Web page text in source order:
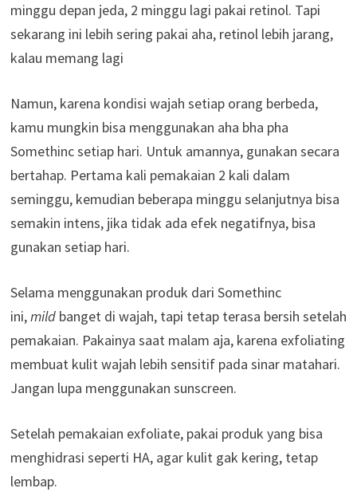
minggu depan jeda, 2 minggu lagi pakai retinol. Tapi
sekarang ini lebih sering pakai aha, retinol lebih jarang,
kalau memang lagi
Namun, karena kondisi wajah setiap orang berbeda,
kamu mungkin bisa menggunakan aha bha pha
Somethinc setiap hari. Untuk amannya, gunakan secara
bertahap. Pertama kali pemakaian 2 kali dalam
seminggu, kemudian beberapa minggu selanjutnya bisa
semakin intens, jika tidak ada efek negatifnya, bisa
gunakan setiap hari.
Selama menggunakan produk dari Somethinc
ini,mild banget di wajah, tapi tetap terasa bersih setelah
pemakaian. Pakainya saat malam aja, karena exfoliating
membuat kulit wajah lebih sensitif pada sinar matahari.
Jangan lupa menggunakan sunscreen.
Setelah pemakaian exfoliate, pakai produk yang bisa
menghidrasi seperti HA, agar kulit gak kering, tetap
lembap.